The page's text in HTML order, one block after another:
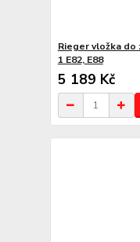
Rieger vložka do
1 E82, E88
5 189 Kč